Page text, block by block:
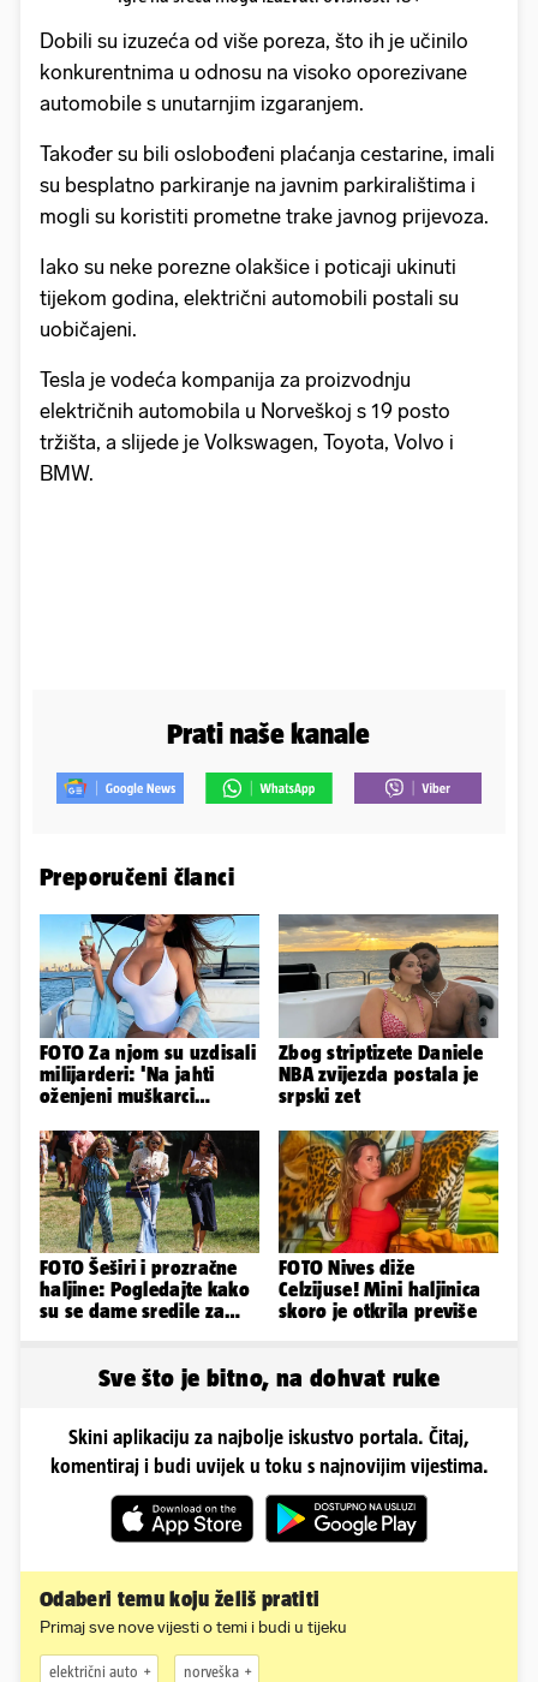
Dobili su izuzeća od više poreza, što ih je učinilo
konkurentnima u odnosu na visoko oporezivane
automobile s unutarnjim izgaranjem.
Također su bili oslobođeni plaćanja cestarine, imali
su besplatno parkiranje na javnim parkiralištima i
mogli su koristiti prometne trake javnog prijevoza.
Iako su neke porezne olakšice i poticaji ukinuti
tijekom godina, električni automobili postali su
uobičajeni.
Tesla je vodeća kompanija za proizvodnju
električnih automobila u Norveškoj s 19 posto
tržišta, a slijede je Volkswagen, Toyota, Volvo i
BMW.
Prati naše kanale
Preporučeni članci
FOTO Za njom su uzdisali
milijarderi: 'Na jahti
oženjeni muškarci
Zbog striptizete Daniele
NBA zvijezda postala je
srpski zet
FOTO Šeširi i prozračne
haljine: Pogledajte kako
su se dame sredile za
FOTO Nives diže
Celzijuse! Mini haljinica
skoro je otkrila previše
Sve što je bitno, na dohvat ruke
Skini aplikaciju za najbolje iskustvo portala. Čitaj,
komentiraj i budi uvijek u toku s najnovijim vijestima.
Odaberi temu koju želiš pratiti
Primaj sve nove vijesti o temi i budi u tijeku
električni auto norveška